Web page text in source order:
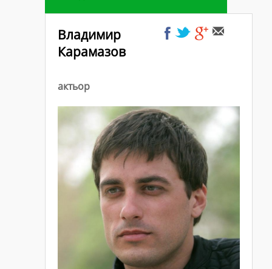
Владимир
Карамазов
актьор